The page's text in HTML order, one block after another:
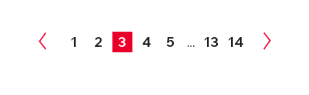
1 2 3 4 5 ... 13 14